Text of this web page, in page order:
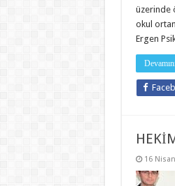
üzerinde
okul
Ergen
16